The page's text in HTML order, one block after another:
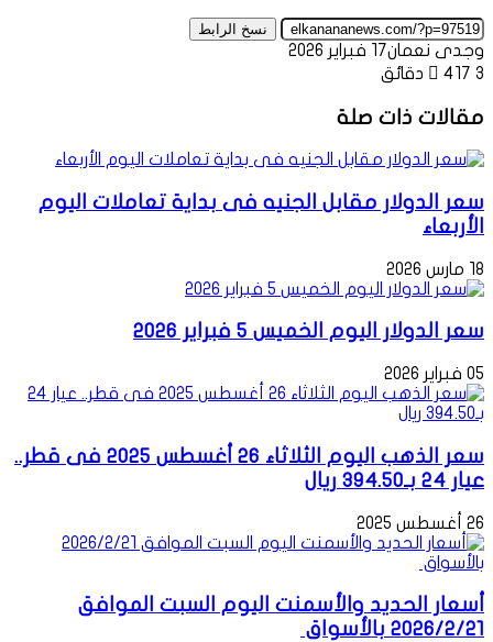
نسخ الرابط
وجدى نعمان17 فبراير 2026
417 3 دقائق
مقالات ذات صلة
سعر الدولار مقابل الجنيه فى بداية تعاملات اليوم
الأربعاء
18 مارس 2026
سعر الدولار اليوم الخميس 5 فبراير 2026
05 فبراير 2026
سعر الذهب اليوم الثلاثاء 26 أغسطس 2025 فى قطر..
عيار 24 بـ394.50 ريال
26 أغسطس 2025
أسعار الحديد والأسمنت اليوم السبت الموافق
2026/2/21 بالأسواق